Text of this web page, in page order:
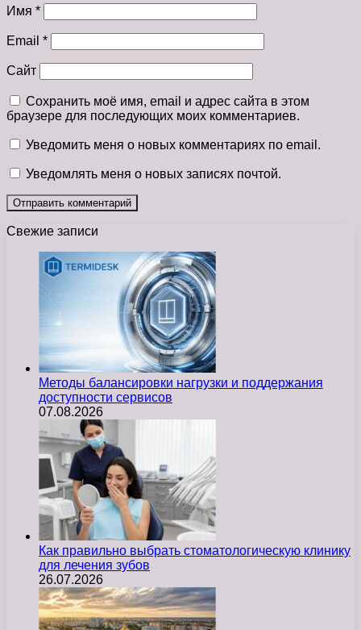
Имя *
Email *
Сайт
Сохранить моё имя, email и адрес сайта в этом
браузере для последующих моих комментариев.
Уведомить меня о новых комментариях по email.
Уведомлять меня о новых записях почтой.
Свежие записи
Методы балансировки нагрузки и поддержания
доступности сервисов
07.08.2026
Как правильно выбрать стоматологическую клинику
для лечения зубов
26.07.2026